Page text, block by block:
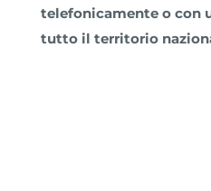
telefonicamente o con
tutto il territorio